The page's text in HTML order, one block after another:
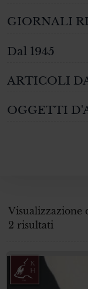
Visualizzazione
2 risultati
GIORNALI
Dal 1945
ARTICOLI
OGGETTI